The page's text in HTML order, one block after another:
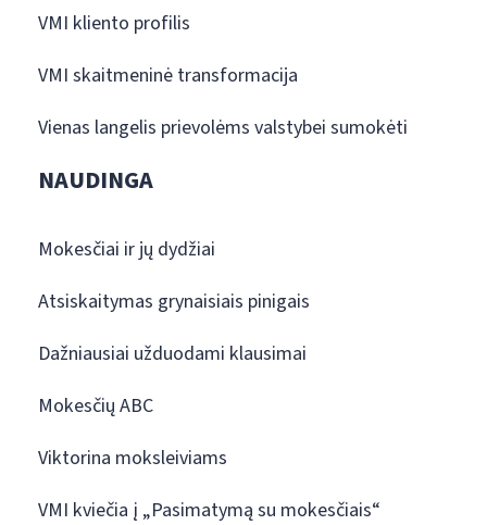
VMI kliento profilis
VMI skaitmeninė transformacija
Vienas langelis prievolėms valstybei sumokėti
NAUDINGA
Mokesčiai ir jų dydžiai
Atsiskaitymas grynaisiais pinigais
Dažniausiai užduodami klausimai
Mokesčių ABC
Viktorina moksleiviams
VMI kviečia į „Pasimatymą su mokesčiais“